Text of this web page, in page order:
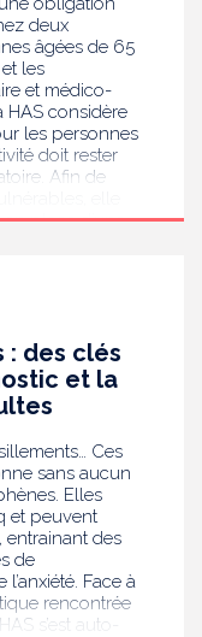
deux
âgées de 65
les
et médico-
HAS considère
les personnes
doit rester
Afin de
place d’une
dans les
des
personnes à
: des clés
et la
Ces
sans aucun
Elles
et peuvent
des
de
Face à
rencontrée
s’est auto-